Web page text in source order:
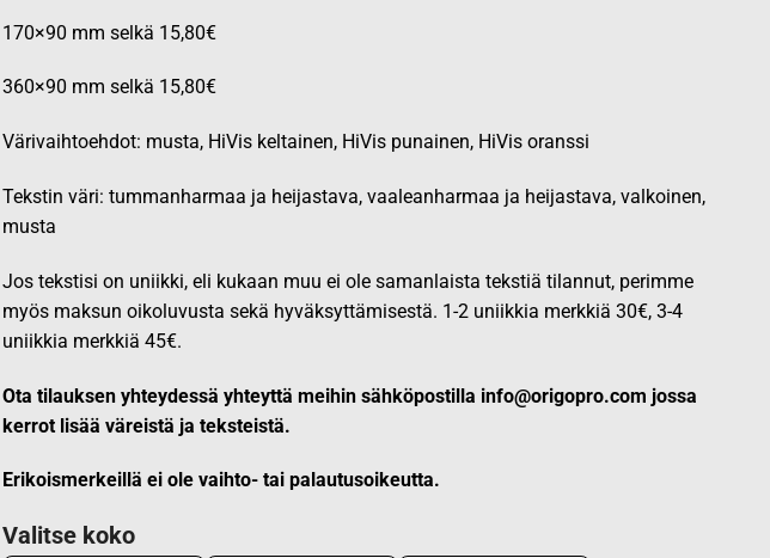
170×90 mm selkä 15,80€
360×90 mm selkä 15,80€
Värivaihtoehdot: musta, HiVis keltainen, HiVis punainen, HiVis oranssi
Tekstin väri: tummanharmaa ja heijastava, vaaleanharmaa ja heijastava, valkoinen,
musta
Jos tekstisi on uniikki, eli kukaan muu ei ole samanlaista tekstiä tilannut, perimme
myös maksun oikoluvusta sekä hyväksyttämisestä. 1-2 uniikkia merkkiä 30€, 3-4
uniikkia merkkiä 45€.
Ota tilauksen yhteydessä yhteyttä meihin sähköpostilla info@origopro.com jossa
kerrot lisää väreistä ja teksteistä.
Erikoismerkeillä ei ole vaihto- tai palautusoikeutta.
Valitse koko